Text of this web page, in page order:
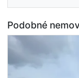
Podobné